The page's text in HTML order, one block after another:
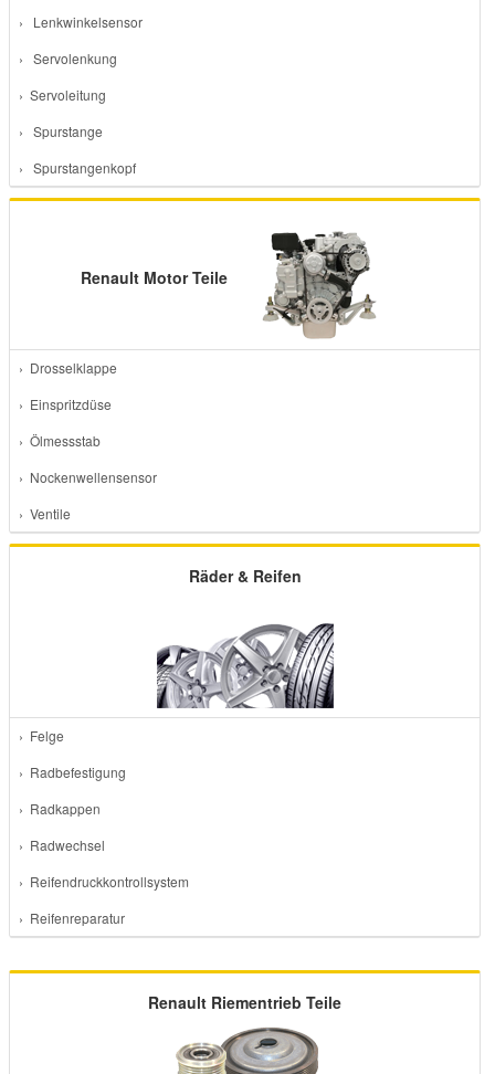
› Lenkwinkelsensor
› Servolenkung
› Servoleitung
› Spurstange
› Spurstangenkopf
Renault Motor Teile
› Drosselklappe
› Einspritzdüse
› Ölmessstab
› Nockenwellensensor
› Ventile
Räder & Reifen
› Felge
› Radbefestigung
› Radkappen
› Radwechsel
› Reifendruckkontrollsystem
› Reifenreparatur
Renault Riementrieb Teile